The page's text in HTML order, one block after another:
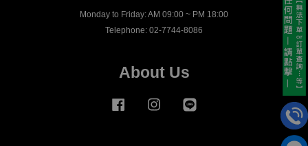
Monday to Friday: AM 09:00 ~ PM 18:00
Telephone: 02-7744-8086
About Us
Facebook Instagram